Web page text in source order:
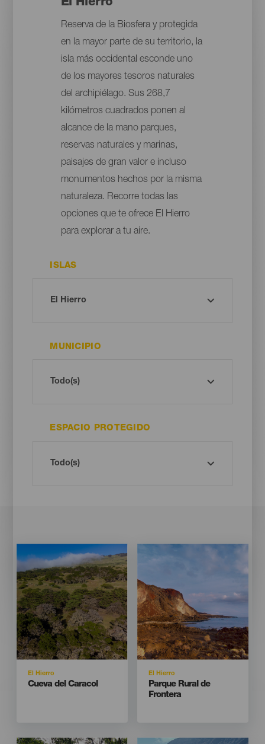
El Hierro
Reserva de la Biosfera y protegida
en la mayor parte de su territorio, la
isla más occidental esconde uno
de los mayores tesoros naturales
del archipiélago. Sus 268,7
kilómetros cuadrados ponen al
alcance de la mano parques,
reservas naturales y marinas,
paisajes de gran valor e incluso
monumentos hechos por la misma
naturaleza. Recorre todas las
opciones que te ofrece El Hierro
para explorar a tu aire.
ISLAS
MUNICIPIO
ESPACIO PROTEGIDO
Listado
Isla
El Hierro
Titular
Cueva del Caracol
Imagen
Listado
Imagen
Isla
El Hierro
Titular
Parque Rural de
Frontera
Imagen
Imagen Imagen
Imagen